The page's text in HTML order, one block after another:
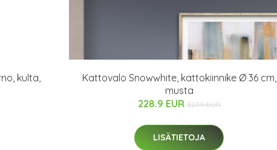
kulta,
Kattovalo Snowwhite, kattokiinnike Ø 36 cm,
musta
228.9 EUR 327.9 EUR
LISÄTIETOJA